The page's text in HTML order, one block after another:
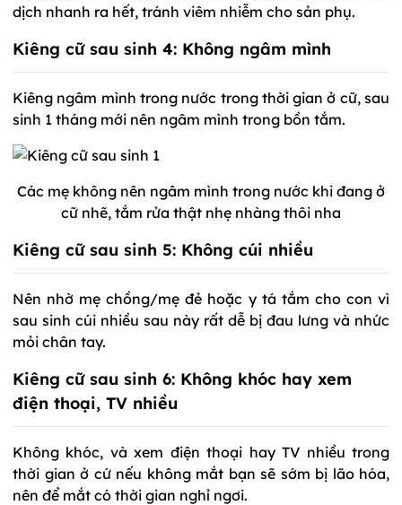
dịch nhanh ra hết, tránh viêm nhiễm cho sản phụ.
Kiêng cữ sau sinh 4: Không ngâm mình
Kiêng ngâm mình trong nước trong thời gian ở cữ, sau
sinh 1 tháng mới nên ngâm mình trong bồn tắm.
Các mẹ không nên ngâm mình trong nước khi đang ở
cữ nhẽ, tắm rửa thật nhẹ nhàng thôi nha
Kiêng cữ sau sinh 5: Không cúi nhiều
Nên nhờ mẹ chồng/mẹ đẻ hoặc y tá tắm cho con vì
sau sinh cúi nhiều sau này rất dễ bị đau lưng và nhức
mỏi chân tay.
Kiêng cữ sau sinh 6: Không khóc hay xem
điện thoại, TV nhiều
Không khóc, và xem điện thoại hay TV nhiều trong
thời gian ở cứ nếu không mắt bạn sẽ sớm bị lão hóa,
nên để mắt có thời gian nghỉ ngơi.